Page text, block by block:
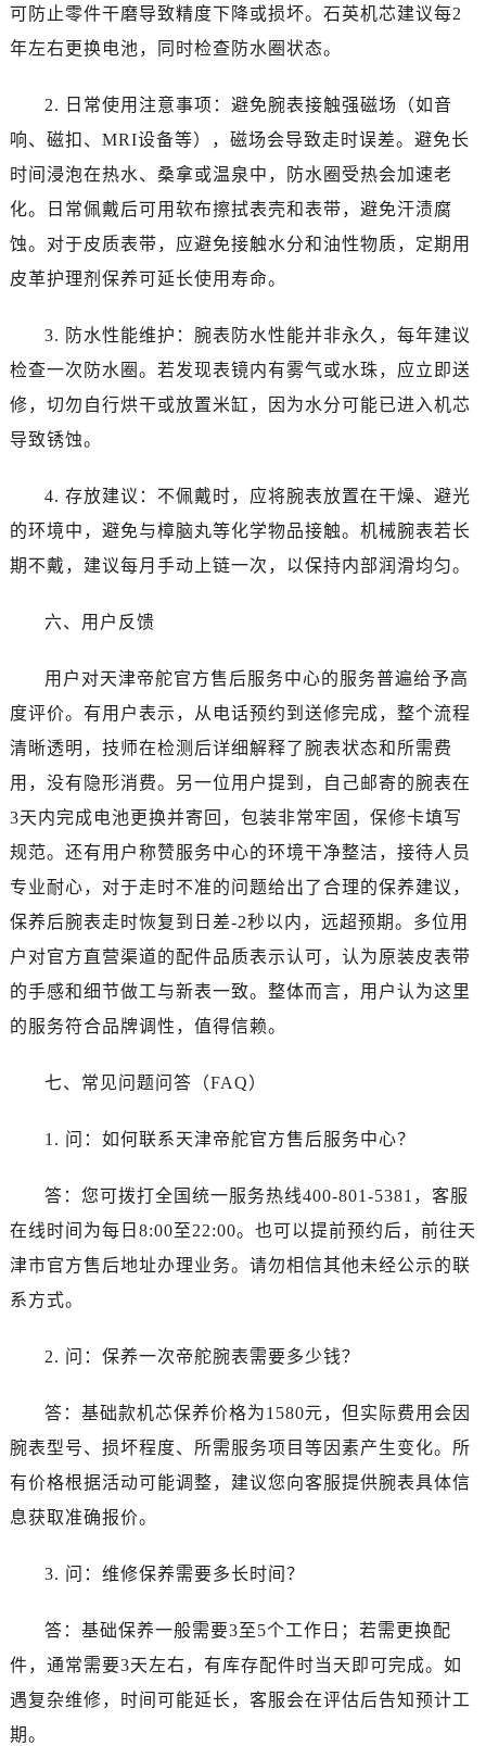
云南省临沧市临翔区世纪路帝舵售后服务中心（需提前预约）
云南省曲靖市麒麟区学府路帝舵售后服务中心（需提前预约）
云南省文山壮族苗族自治州文山市东风路帝舵售后服务中心（需提前预约）
云南省昭通市昭阳区青年路帝舵售后服务中心（需提前预约）
重庆市江北区观音桥步行街2号融恒时代广场9层902室帝舵售后服务中心（需提前预约）
黑龙江省哈尔滨市道里区友谊西路600号富力中心T2座写字楼29层03室室帝舵售后服务中心（需提前预约）
辽宁省大连市中山区人民路15号国际金融大厦7层G室帝舵售后服务中心（需提前预约）
广东省佛山市禅城区季华五路57号万科金融中心C座12层1205室帝舵售后服务中心（需提前预约）
江苏省苏州市苏州工业园区 星港街199号苏州中心办公楼C座22层08室帝舵售后服务中心（需提前预约）
湖北省武汉市江汉区解放大道686号世界贸易大厦38层09室帝舵售后服务中心（需提前预约）
山东省青岛市南区山东路6号华润大厦B座22层04室帝舵售后服务中心（需提前预约）
山东省烟台市芝罘区胜利路139号万达金融中心A座907室帝舵售后服务中心（需提前预约）
吉林省长春市朝阳区西安大路727号中银大厦A座(旺进大厦)18层09室帝舵售后服务中心（需提前预约）
河北省石家庄市长安区中山东路39号勒泰中心写字楼B座13层07室帝舵售后服务中心（需提前预约）
陕西省西安市碑林区南关正街88号华侨城长安国际中心E座6楼10室帝舵售后服务中心（需提前预约）
海南省海口市龙华区金贸东路5号海口华润大厦B座17层1707室帝舵售后服务中心（需提前预约）
河北省唐山市路南区新华东道100号万达广场写字楼A座10层1002室帝舵售后服务中心（需提前预约）
台州市椒江区东海大道1800号腾达中心东1幢20楼2002室帝舵售后服务中心（需提前预约）
呼和浩特市玉泉区大学西街70号华润万象城写字楼（鄂尔多斯大厦）23层2326室帝舵售后服务中心（需提前预约）
可防止零件干磨导致精度下降或损坏。石英机芯建议每2
年左右更换电池，同时检查防水圈状态。
2. 日常使用注意事项：避免腕表接触强磁场（如音
响、磁扣、MRI设备等），磁场会导致走时误差。避免长
时间浸泡在热水、桑拿或温泉中，防水圈受热会加速老
化。日常佩戴后可用软布擦拭表壳和表带，避免汗渍腐
蚀。对于皮质表带，应避免接触水分和油性物质，定期用
皮革护理剂保养可延长使用寿命。
3. 防水性能维护：腕表防水性能并非永久，每年建议
检查一次防水圈。若发现表镜内有雾气或水珠，应立即送
修，切勿自行烘干或放置米缸，因为水分可能已进入机芯
导致锈蚀。
4. 存放建议：不佩戴时，应将腕表放置在干燥、避光
的环境中，避免与樟脑丸等化学物品接触。机械腕表若长
期不戴，建议每月手动上链一次，以保持内部润滑均匀。
六、用户反馈
用户对天津帝舵官方售后服务中心的服务普遍给予高
度评价。有用户表示，从电话预约到送修完成，整个流程
清晰透明，技师在检测后详细解释了腕表状态和所需费
用，没有隐形消费。另一位用户提到，自己邮寄的腕表在
3天内完成电池更换并寄回，包装非常牢固，保修卡填写
规范。还有用户称赞服务中心的环境干净整洁，接待人员
专业耐心，对于走时不准的问题给出了合理的保养建议，
保养后腕表走时恢复到日差-2秒以内，远超预期。多位用
户对官方直营渠道的配件品质表示认可，认为原装皮表带
的手感和细节做工与新表一致。整体而言，用户认为这里
的服务符合品牌调性，值得信赖。
七、常见问题问答（FAQ）
1. 问：如何联系天津帝舵官方售后服务中心？
答：您可拨打全国统一服务热线400-801-5381，客服
在线时间为每日8:00至22:00。也可以提前预约后，前往天
津市官方售后地址办理业务。请勿相信其他未经公示的联
系方式。
2. 问：保养一次帝舵腕表需要多少钱？
答：基础款机芯保养价格为1580元，但实际费用会因
腕表型号、损坏程度、所需服务项目等因素产生变化。所
有价格根据活动可能调整，建议您向客服提供腕表具体信
息获取准确报价。
3. 问：维修保养需要多长时间？
答：基础保养一般需要3至5个工作日；若需更换配
件，通常需要3天左右，有库存配件时当天即可完成。如
遇复杂维修，时间可能延长，客服会在评估后告知预计工
期。